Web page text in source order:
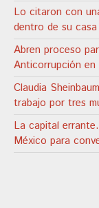
Lo citaron con
dentro de su casa
Abren proceso
Anticorrupción en
Claudia
trabajo por tres
La capital
México para